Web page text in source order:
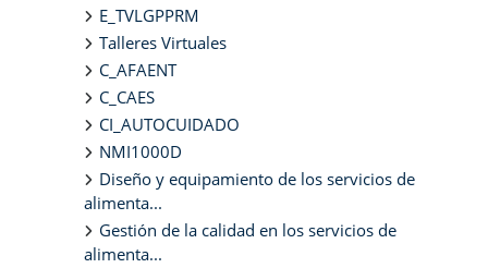
E_TVLGPPRM
Talleres Virtuales
C_AFAENT
C_CAES
CI_AUTOCUIDADO
NMI1000D
Diseño y equipamiento de los servicios de
alimenta...
Gestión de la calidad en los servicios de
alimenta...